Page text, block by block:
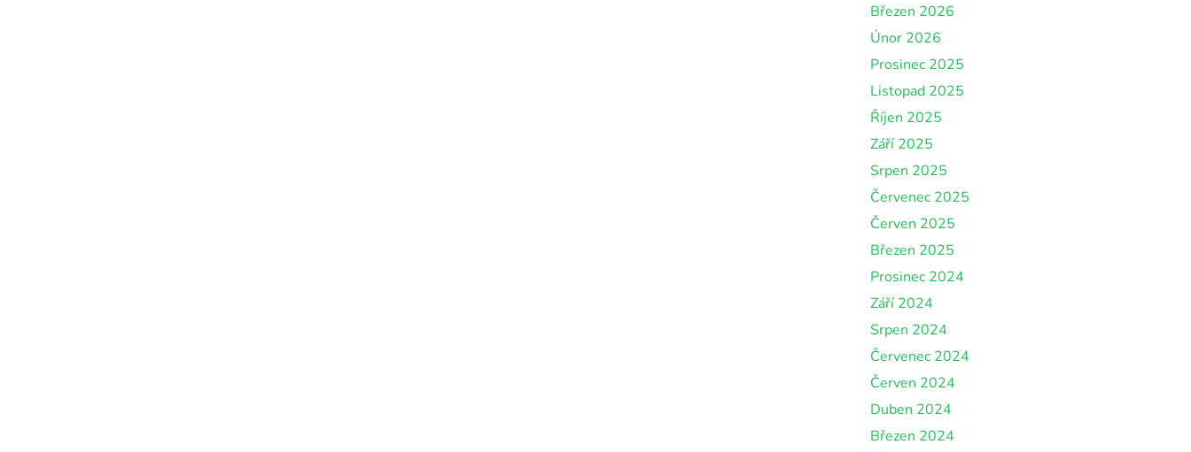
Březen 2026
Únor 2026
Prosinec 2025
Listopad 2025
Říjen 2025
Září 2025
Srpen 2025
Červenec 2025
Červen 2025
Březen 2025
Prosinec 2024
Září 2024
Srpen 2024
Červenec 2024
Červen 2024
Duben 2024
Březen 2024